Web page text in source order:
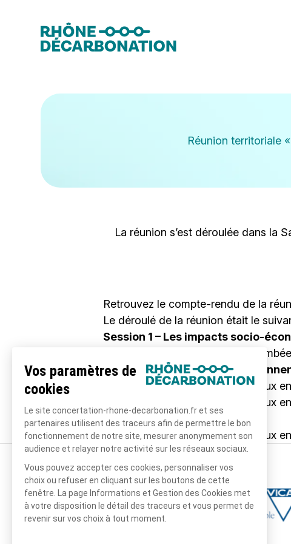
Réunion territoriale
La réunion s’est déroulée dans la
Retrouvez le compte-rendu de la
Le déroulé de la réunion était le
Session 1 – Les impacts socio-
Exposé de présentation des
Session 2 – Les impacts
Exposé de présentation des enjeux
Exposé de présentation des enjeux
VICAT
Exposé de présentation des enjeux